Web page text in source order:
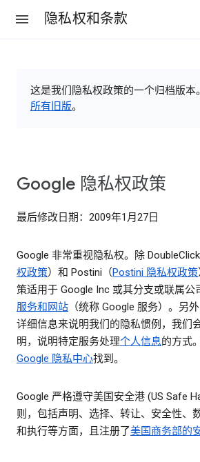
隐私权和条款
这是我们隐私权政策的一个归档版本
所有旧版。
Google 隐私权政策
最后修改日期：2009年1月27日
Google 非常重视隐私权。除
权政策）和 Postini（Postini 隐私权政策
策适用于 Google Inc 或其分支或联属公
服务和网站 （统称 Google 服务）。另
详细信息来说明我们的隐私惯例，我们
明，说明特定服务处理个人信息的方式
Google 隐私中心找到。
Google 严格遵守美国安全港 (US Safe
则，包括声明、选择、转让、安全性、
和执行等方面，且注册了美国商务部的